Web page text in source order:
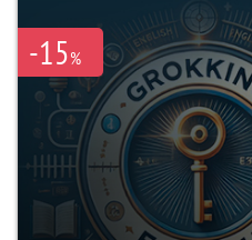
-15%